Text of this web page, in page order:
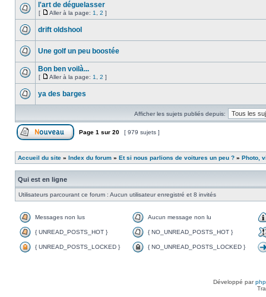
l'art de déguelasser
[ Aller à la page: 1 2 ]
drift oldshool
Une golf un peu boostée
Bon ben voilà...
[ Aller à la page: 1 2 ]
ya des barges
Afficher les sujets publiés depuis:
Page 1 sur 20 [ 979 sujets ]
Accueil du site » Index du forum » Et si nous parlions de voitures un peu ? » Photo,
Qui est en ligne
Utilisateurs parcourant ce forum : Aucun utilisateur enregistré et 8 invités
Messages non lus Aucun message non lu
{ UNREAD_POSTS_HOT } { NO_UNREAD_POSTS_HOT }
{ UNREAD_POSTS_LOCKED } { NO_UNREAD_POSTS_LOCKED }
Développé par